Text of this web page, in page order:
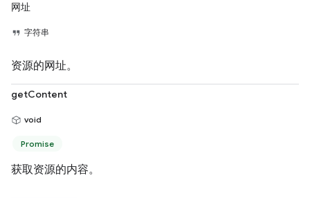
网址
字符串
资源的网址。
getContent
void
Promise
获取资源的内容。